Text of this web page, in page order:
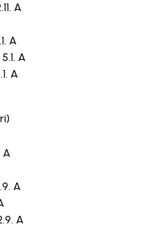
A
A
A
A
A
A
A